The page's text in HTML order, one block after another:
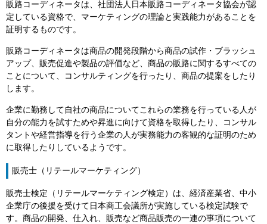
販路コーディネータは、社団法人日本販路コーディネータ協会が認
定している資格で、マーケティングの理論と実践能力があることを
証明するものです。
販路コーディネータは商品の開発段階から商品の試作・ブラッシュ
アップ、販売促進や製品の評価など、商品の販路に関するすべての
ことについて、コンサルティングを行ったり、商品の提案をしたり
します。
企業に勤務して自社の商品についてこれらの業務を行っている人が
自分の能力を試すためや昇進に向けて資格を取得したり、コンサル
タントや経営指導を行う企業の人が実務能力の客観的な証明のため
に取得したりしているようです。
販売士（リテールマーケティング）
販売士検定（リテールマーケティング検定）は、経済産業省、中小
企業庁の後援を受けて日本商工会議所が実施している検定試験で
す。商品の開発、仕入れ、販売など商品販売の一連の事項について